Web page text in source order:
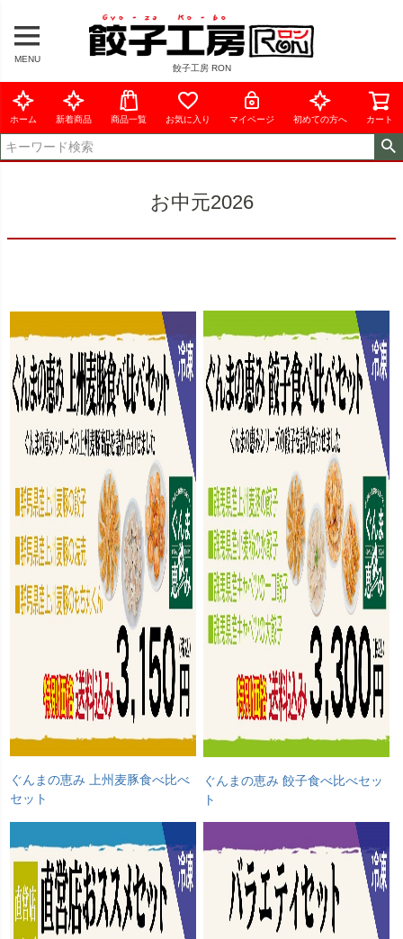
MENU
餃子工房 RON
ホーム 新着商品 商品一覧 お気に入り マイページ 初めての方へ カート
お中元2026
ぐんまの恵み 上州麦豚食べ比べ
セット
ぐんまの恵み 餃子食べ比べセッ
ト